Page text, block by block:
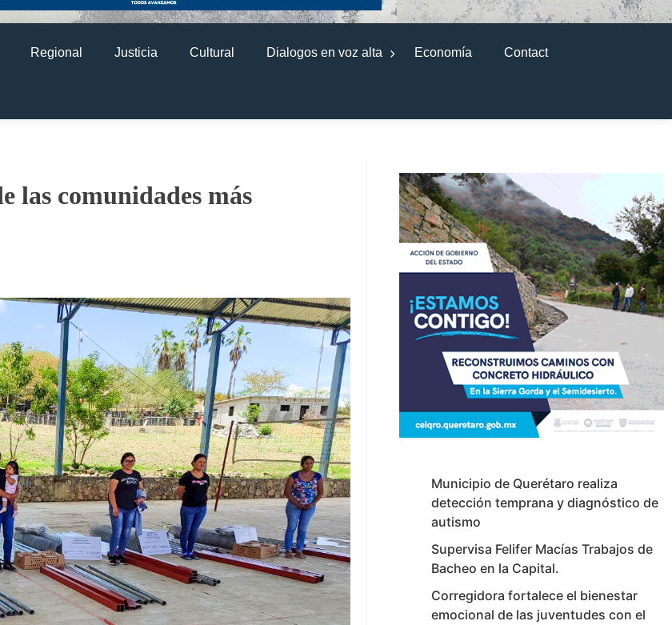
Regional Justicia Cultural Dialogos en voz alta Economía Contact
las comunidades más
Municipio de Querétaro realiza
detección temprana y diagnóstico de
autismo
Supervisa Felifer Macías Trabajos de
Bacheo en la Capital.
Corregidora fortalece el bienestar
emocional de las juventudes con el